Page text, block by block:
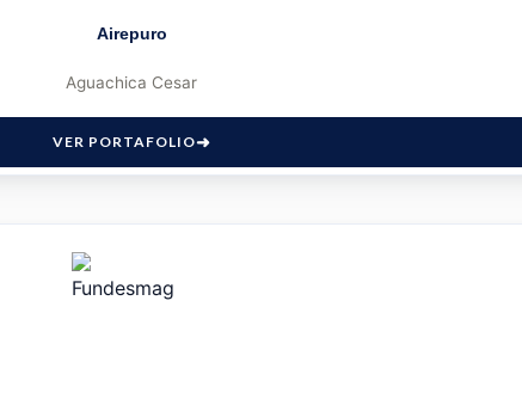
Airepuro
Aguachica Cesar
VER PORTAFOLIO